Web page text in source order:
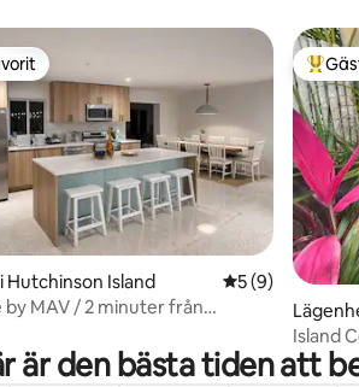
betyg, 42 omdömen
Hutchinson Island 5 av 5 i
5 (9)
by MAV / 2 minuter från
Island
inlopp
är den bästa tiden att